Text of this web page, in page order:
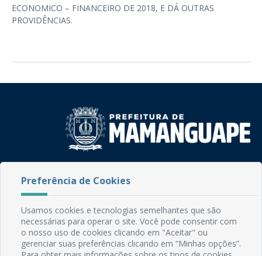
ECONOMICO – FINANCEIRO DE 2018, E DÁ OUTRAS
PROVIDÊNCIAS.
CEP: 58.280-000 - Mamanguape/PB
Fone: (83) 3292-2246
Email: comunicacao@mamanguape.pb.gov.br
Expediente: Segunda à Sexta, das 08h às 13h
Mapa do Site
Preferência de Cookies
Usamos cookies e tecnologias semelhantes que são
necessárias para operar o site. Você pode consentir com
o nosso uso de cookies clicando em "Aceitar" ou
gerenciar suas preferências clicando em “Minhas opções”.